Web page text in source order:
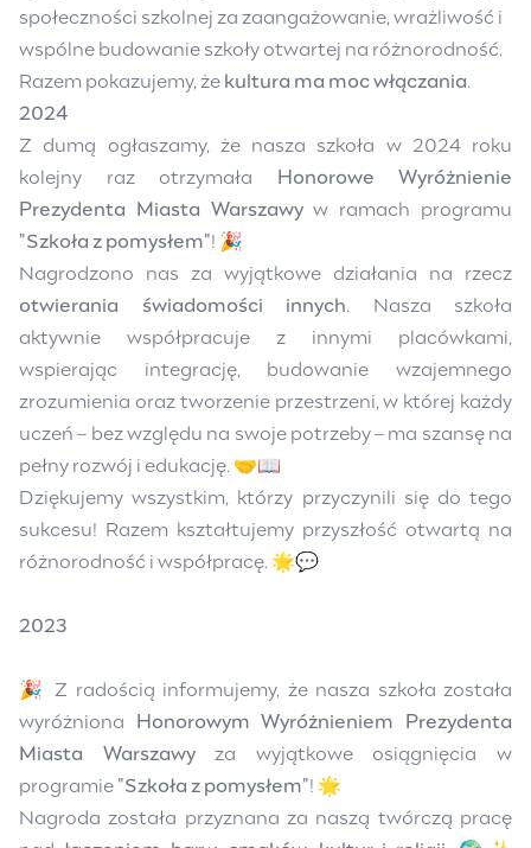
społeczności szkolnej za zaangażowanie, wrażliwość i
wspólne budowanie szkoły otwartej na różnorodność.
Razem pokazujemy, że kultura ma moc włączania.
2024
Z dumą ogłaszamy, że nasza szkoła w 2024 roku
kolejny raz otrzymała
Honorowe Wyróżnienie
Prezydenta Miasta Warszawyw ramach programu
"Szkoła z pomysłem"! 🎉
Nagrodzono nas za wyjątkowe działania na rzecz
otwierania świadomości innych. Nasza szkoła
aktywnie współpracuje z innymi placówkami,
wspierając integrację, budowanie wzajemnego
zrozumienia oraz tworzenie przestrzeni, w której każdy
uczeń – bez względu na swoje potrzeby – ma szansę na
pełny rozwój i edukację. 🤝📖
Dziękujemy wszystkim, którzy przyczynili się do tego
sukcesu! Razem kształtujemy przyszłość otwartą na
różnorodność i współpracę. 🌟💬
2023
🎉 Z radością informujemy, że nasza szkoła została
wyróżniona
Honorowym Wyróżnieniem Prezydenta
Miasta Warszawyza wyjątkowe osiągnięcia w
programie "Szkoła z pomysłem"! 🌟
Nagroda została przyznana za naszą twórczą pracę